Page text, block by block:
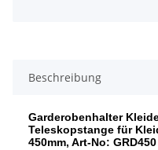
Beschreibung
Garderobenhalter
Teleskopstange für
450mm, Art-No: GRD450